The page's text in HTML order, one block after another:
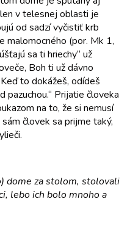
v teles­nej oblasti je
od sadzí vyčistiť krb
malomocného (por. Mk 1,
sa ti hriechy“ už
Boh ti už dávno
to dokážeš, odídeš
Prijatie človeka
na to, že si nemusí
človek sa prijme taký,
dome za stolom, stolovali
lebo ich bolo mnoho a